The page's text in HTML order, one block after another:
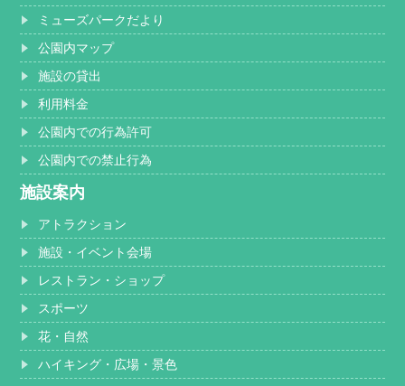
ミューズパークだより
公園内マップ
施設の貸出
利用料金
公園内での行為許可
公園内での禁止行為
施設案内
アトラクション
施設・イベント会場
レストラン・ショップ
スポーツ
花・自然
ハイキング・広場・景色